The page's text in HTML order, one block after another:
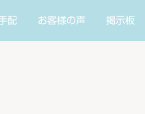
配 お客様の声 掲示板